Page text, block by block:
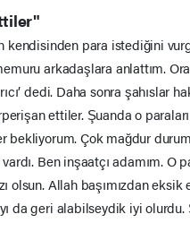
kendisinden para istediğini
arkadaşlara anlattım.
dedi. Daha sonra şahıslar
ettiler. Şuanda o
bekliyorum. Çok mağdur
Ben inşaatçı adamım. O
olsun. Allah başımızdan
da geri alabilseydik iyi